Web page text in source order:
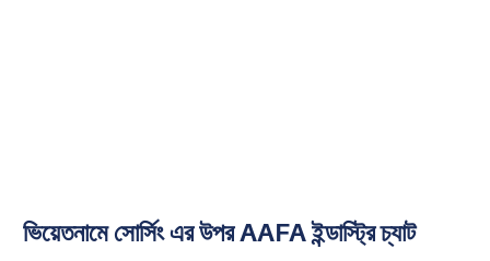
ভিয়েতনামে সোর্সিং এর উপর AAFA ইন্ডাস্ট্রি চ্যাট